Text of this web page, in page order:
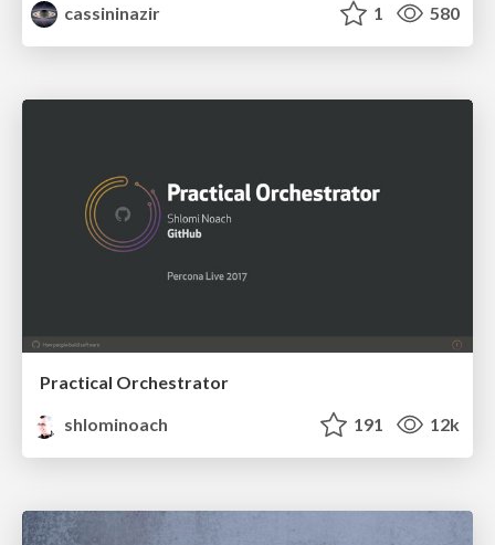
cassininazir
1 580
Practical Orchestrator
shlominoach
191 12k